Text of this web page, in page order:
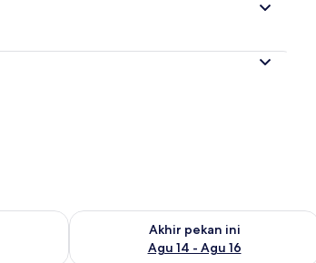
Agu 9 - Agu 10
Akhir pekan ini
Agu 14 - Agu 16
Periksa ketersediaan untuk akhir